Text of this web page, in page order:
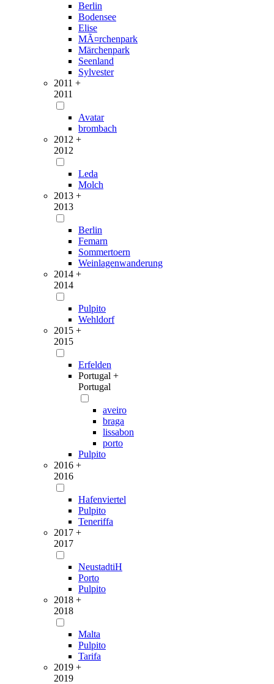
Berlin
Bodensee
Elise
MÃ¤rchenpark
Märchenpark
Seenland
Sylvester
2011 +
2011
Avatar
brombach
2012 +
2012
Leda
Molch
2013 +
2013
Berlin
Femarn
Sommertoern
Weinlagenwanderung
2014 +
2014
Pulpito
Wehldorf
2015 +
2015
Erfelden
Portugal +
Portugal
aveiro
braga
lissabon
porto
Pulpito
2016 +
2016
Hafenviertel
Pulpito
Teneriffa
2017 +
2017
NeustadtiH
Porto
Pulpito
2018 +
2018
Malta
Pulpito
Tarifa
2019 +
2019